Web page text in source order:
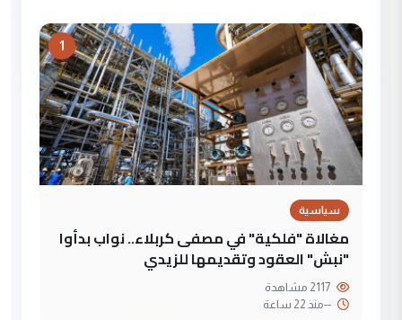
1
سياسية
مغالاة "فلكية" في مصفى كربلاء.. نواب بدأوا
"نبش" العقود وتقديمها للزيدي
--منذ 22 ساعة